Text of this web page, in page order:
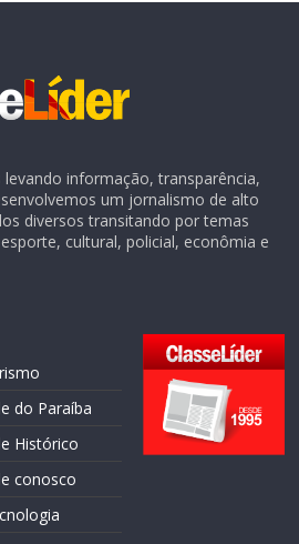
levando informação, transparência,
um jornalismo de alto
diversos transitando por temas
cultural, policial, econômia e
do Paraíba
Histórico
conosco